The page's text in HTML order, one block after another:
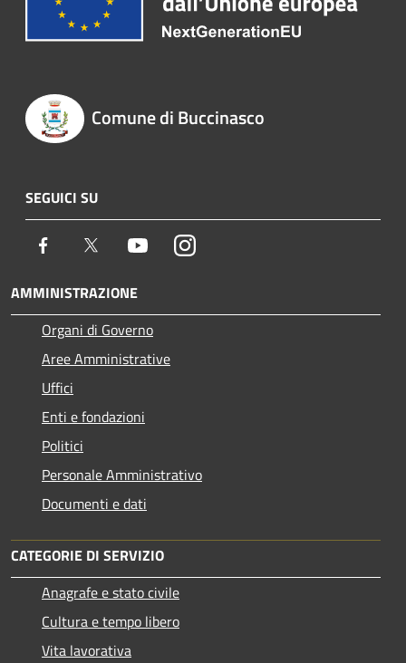
Comune di Buccinasco
SEGUICI SU
Facebook Twitter YoutubeInstagram
AMMINISTRAZIONE
Organi di Governo
Aree Amministrative
Uffici
Enti e fondazioni
Politici
Personale Amministrativo
Documenti e dati
CATEGORIE DI SERVIZIO
Anagrafe e stato civile
Cultura e tempo libero
Vita lavorativa